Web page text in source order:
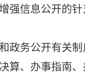
强信息公开的
政务公开有关
算、办事指南